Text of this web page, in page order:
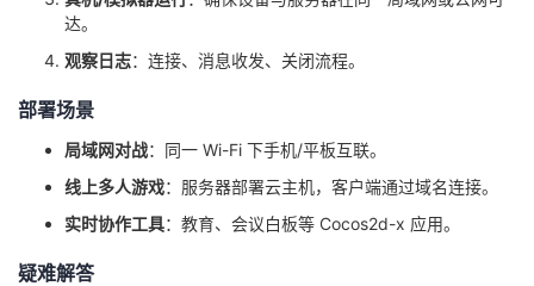
达。
观察日志：连接、消息收发、关闭流程。
部署场景
局域网对战：同一 Wi-Fi 下手机/平板互联。
线上多人游戏：服务器部署云主机，客户端通过域名连接。
实时协作工具：教育、会议白板等 Cocos2d-x 应用。
疑难解答